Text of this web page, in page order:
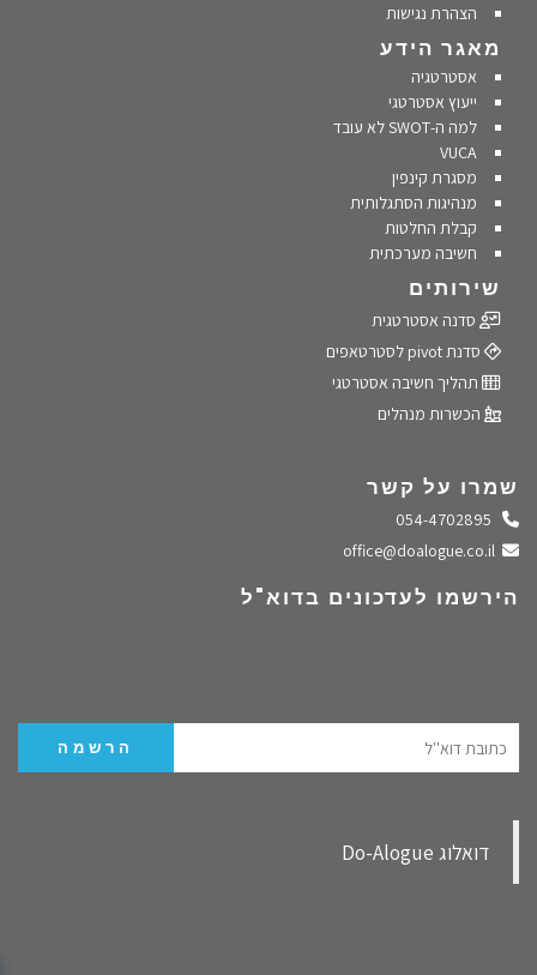
הצהרת נגישות
מאגר הידע
אסטרטגיה
ייעוץ אסטרטגי
למה ה-SWOT לא עובד
VUCA
מסגרת קינפין
מנהיגות הסתגלותית
קבלת החלטות
חשיבה מערכתית
שירותים
סדנה אסטרטגית
סדנת pivot לסטרטאפים
תהליך חשיבה אסטרטגי
הכשרות מנהלים
שמרו על קשר
התקשרו אלינו
שלחו מייל
הירשמו לעדכונים בדוא"ל
‏דואלוג Do-Alogue‏